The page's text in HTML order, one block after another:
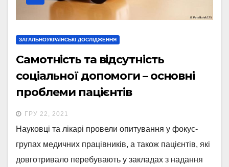
ЗАГАЛЬНОУКРАЇНСЬКІ ДОСЛІДЖЕННЯ
Самотність та відсутність
соціальної допомоги – основні
проблеми пацієнтів
стаціонарних відділень в
закладах психіатричної
допомоги – дослідження
ГРУ 22, 2021
Науковці та лікарі провели опитування у фокус-
групах медичних працівників, а також пацієнтів, які
довготривало перебувають у закладах з надання